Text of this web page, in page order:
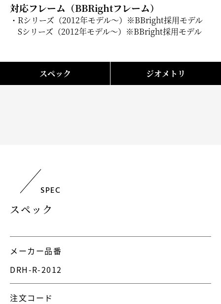
対応フレーム（BBRightフレーム）
・Rシリーズ（2012年モデル～）※BBright採用モデル
Sシリーズ（2012年モデル～）※BBright採用モデル
スペック ジオメトリ
SPEC
スペック
メーカー品番
DRH-R-2012
注文コード